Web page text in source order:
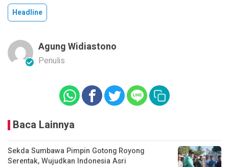
Headline
Agung Widiastono
Penulis
Baca Lainnya
Sekda Sumbawa Pimpin Gotong Royong
Serentak, Wujudkan Indonesia Asri